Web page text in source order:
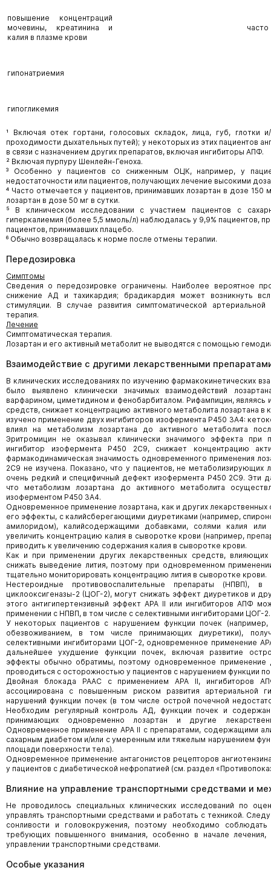
повышение концентраций
мочевины, креатинина и
калия в плазме крови
часто
гипонатриемия
гипогликемия
¹ Включая отек гортани, голосовых складок, лица, губ, глотки
проходимости дыхательных путей); у некоторых из этих пациентов
в связи с назначением других препаратов, включая ингибиторы АПФ.
² Включая пурпуру Шенлейн-Геноха.
³ Особенно у пациентов со сниженным ОЦК, например, у
недостаточности или пациентов, получающих лечение высокими
⁴ Часто отмечается у пациентов, принимавших лозартан в дозе 150
лозартан в дозе 50 мг в сутки.
⁵ В клиническом исследовании с участием пациентов с
гиперкалиемия (более 5,5 ммоль/л) наблюдалась у 9,9% пациентов,
пациентов, принимавших плацебо.
⁶ Обычно возвращалась к норме после отмены терапии.
Передозировка
Симптомы
Сведения о передозировке ограничены. Наиболее вероятное
снижение АД и тахикардия; брадикардия может возникнуть
стимуляции. В случае развития симптоматической
терапия.
Лечение
Симптоматическая терапия.
Лозартан и его активный метаболит не выводятся с помощью
Взаимодействие с другими лекарственными
В клинических исследованиях по изучению фармакокинетических
было выявлено клинически значимых взаимодействий
варфарином, циметидином и фенобарбиталом. Рифампицин, являясь
средств, снижает концентрацию активного метаболита лозартана в
изучено применение двух ингибиторов изофермента Р450 3А4:
влиял на метаболизм лозартана до активного метаболита
Эритромицин не оказывал клинически значимого эффекта при
ингибитор изофермента Р450 2С9, снижает концентрацию
фармакодинамическая значимость одновременного применения
2С9 не изучена. Показано, что у пациентов, не метаболизирующих
очень редкий и специфичный дефект изофермента Р450 2С9. Эти
что метаболизм лозартана до активного метаболита
изоферментом Р450 3А4.
Одновременное применение лозартана, как и других
его эффекты, с калийсберегающими диуретиками (например,
амилоридом), калийсодержащими добавками, солями калия
увеличить концентрацию калия в сыворотке крови (например,
приводить к увеличению содержания калия в сыворотке крови.
Как и при применении других лекарственных средств,
снижать выведение лития, поэтому при одновременном
тщательно мониторировать концентрацию лития в сыворотке крови.
Нестероидные противовоспалительные препараты (НПВП),
циклооксигеназы-2 (ЦОГ-2), могут снижать эффект диуретиков и
этого антигипертензивный эффект АРА II или ингибиторов АПФ
применении с НПВП, в том числе с селективными ингибиторами ЦОГ-2.
У некоторых пациентов с нарушением функции почек
обезвоживанием, в том числе принимающих диуретики),
селективными ингибиторами ЦОГ-2, одновременное применение
дальнейшее ухудшение функции почек, включая развитие
эффекты обычно обратимы, поэтому одновременное применение
проводиться с осторожностью у пациентов с нарушением функции
Двойная блокада РААС с применением АРА II, ингибиторов
ассоциирована с повышенным риском развития артериальной
нарушений функции почек (в том числе острой почечной
Необходим регулярный контроль АД, функции почек и
принимающих одновременно лозартан и другие
Одновременное применение АРА II с препаратами, содержащими
сахарным диабетом и/или с умеренным или тяжелым нарушением
площади поверхности тела).
Одновременное применение антагонистов рецепторов
у пациентов с диабетической нефропатией (см. раздел
Влияние на управление транспортными средствами и
Не проводилось специальных клинических исследований по
управлять транспортными средствами и работать с техникой.
сонливости и головокружения, поэтому необходимо
требующих повышенного внимания, особенно в начале
управлении транспортными средствами.
Особые указания